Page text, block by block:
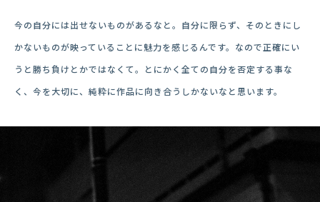
今の自分には出せないものがあるなと。自分に限らず、そのときにし
かないものが映っていることに魅力を感じるんです。なので正確にい
うと勝ち負けとかではなくて。とにかく全ての自分を否定する事な
く、今を大切に、純粋に作品に向き合うしかないなと思います。